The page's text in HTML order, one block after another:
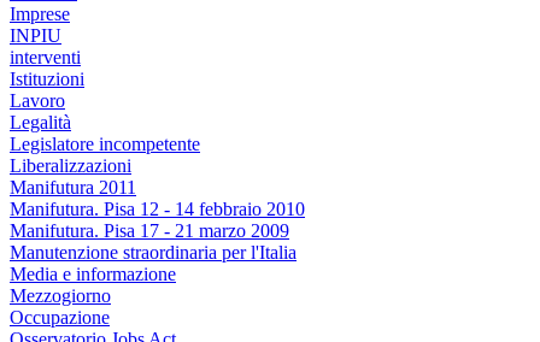
Imprese
INPIU
interventi
Istituzioni
Lavoro
Legalità
Legislatore incompetente
Liberalizzazioni
Manifutura 2011
Manifutura. Pisa 12 - 14 febbraio 2010
Manifutura. Pisa 17 - 21 marzo 2009
Manutenzione straordinaria per l'Italia
Media e informazione
Mezzogiorno
Occupazione